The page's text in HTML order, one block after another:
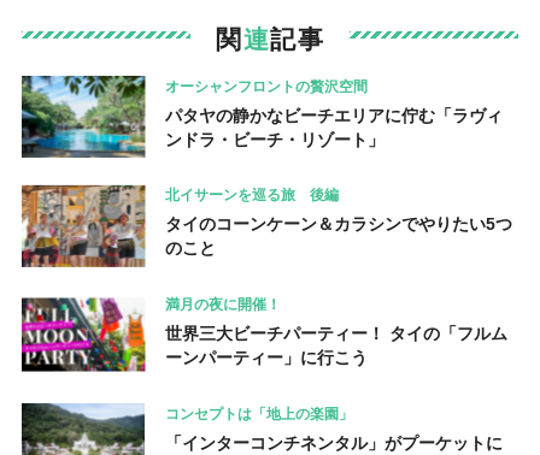
関連記事
オーシャンフロントの贅沢空間
パタヤの静かなビーチエリアに佇む「ラヴィ
ンドラ・ビーチ・リゾート」
北イサーンを巡る旅 後編
タイのコーンケーン＆カラシンでやりたい5つ
のこと
満月の夜に開催！
世界三大ビーチパーティー！ タイの「フルム
ーンパーティー」に行こう
コンセプトは「地上の楽園」
「インターコンチネンタル」がプーケットに